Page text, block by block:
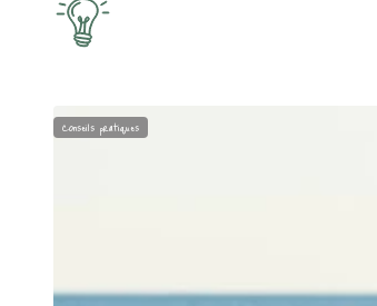
Conseils pratiques